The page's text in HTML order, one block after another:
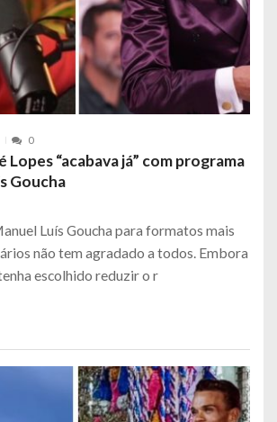
0
Lopes “acabava já” com programa
Goucha
Luís Goucha para formatos mais
não tem agradado a todos. Embora
escolhido reduzir o r